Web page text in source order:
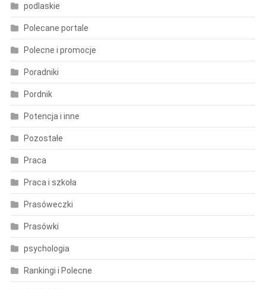
podlaskie
Polecane portale
Polecne i promocje
Poradniki
Pordnik
Potencja i inne
Pozostałe
Praca
Praca i szkoła
Prasóweczki
Prasówki
psychologia
Rankingi i Polecne